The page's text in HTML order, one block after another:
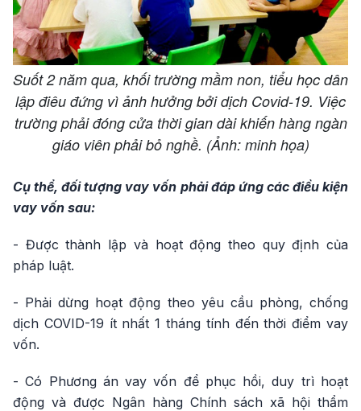
Suốt 2 năm qua, khối trường mầm non, tiểu học dân
lập điêu đứng vì ảnh hưởng bởi dịch Covid-19. Việc
trường phải đóng cửa thời gian dài khiến hàng ngàn
giáo viên phải bỏ nghề. (Ảnh: minh họa)
Cụ thể, đối tượng vay vốn phải đáp ứng các điều kiện
vay vốn sau:
- Được thành lập và hoạt động theo quy định của
pháp luật.
- Phải dừng hoạt động theo yêu cầu phòng, chống
dịch COVID-19 ít nhất 1 tháng tính đến thời điểm vay
vốn.
- Có Phương án vay vốn để phục hồi, duy trì hoạt
động và được Ngân hàng Chính sách xã hội thẩm